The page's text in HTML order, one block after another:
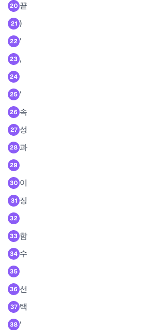
20 끝
21 )
22 '
23 ,
24
25 '
26 속
27 성
28 과
29
30 이
31 징
32
33 함
34 수
35
36 선
37 택
38 '